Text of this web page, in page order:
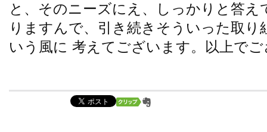
と、そのニーズにえ、しっかりと答
りますんで、引き続きそういった取
いう風に 考えてございます。以上で